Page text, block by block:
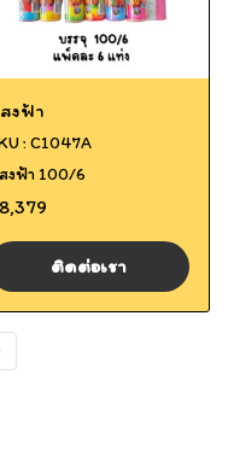
งฟ้า
: C1047A
งฟ้า 100/6
ติดต่อเรา